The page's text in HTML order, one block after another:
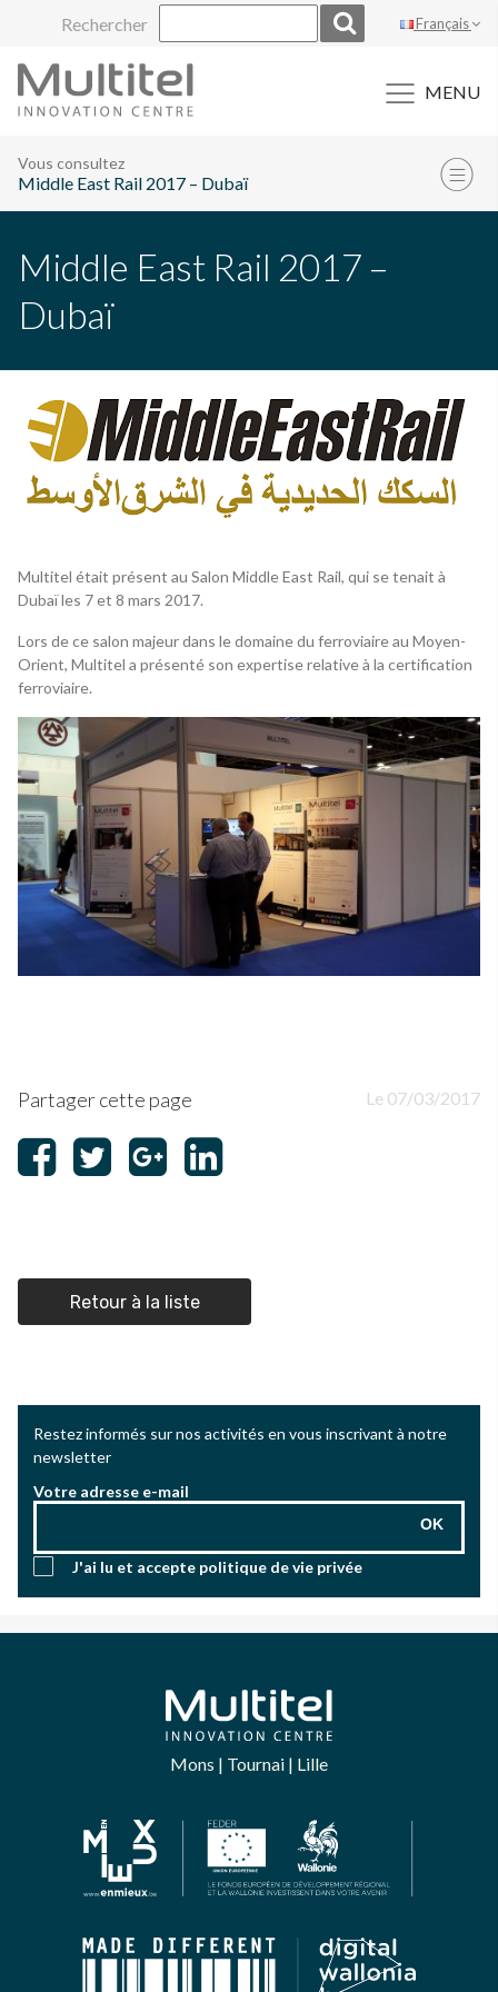
Rechercher Français
MENU
Vous consultez
Middle East Rail 2017 – Dubaï
Middle East Rail 2017 –
Dubaï
Multitel était présent au Salon Middle East Rail, qui se tenait à
Dubaï les 7 et 8 mars 2017.
Lors de ce salon majeur dans le domaine du ferroviaire au Moyen-
Orient, Multitel a présenté son expertise relative à la certification
ferroviaire.
Partager cette page Le 07/03/2017
Retour à la liste
Restez informés sur nos activités en vous inscrivant à notre
newsletter
Votre adresse e-mail
OK
J'ai lu et accepte politique de vie privée
Mons | Tournai | Lille